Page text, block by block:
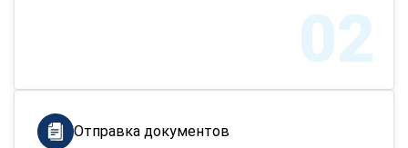
02
Отправка документов